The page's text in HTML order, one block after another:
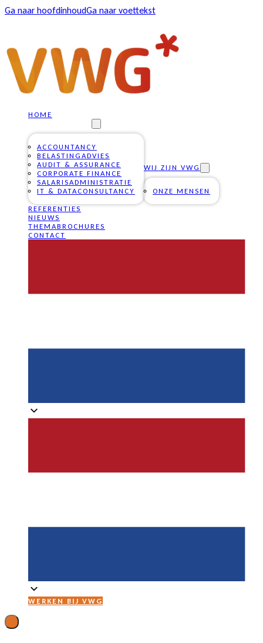
Ga naar hoofdinhoudGa naar voettekst
HOME
ACCOUNTANCY
BELASTINGADVIES
AUDIT & ASSURANCE
CORPORATE FINANCE
SALARISADMINISTRATIE
IT & DATACONSULTANCY
WIJ ZIJN VWG
ONZE MENSEN
REFERENTIES
NIEUWS
THEMABROCHURES
CONTACT
WERKEN BIJ VWG